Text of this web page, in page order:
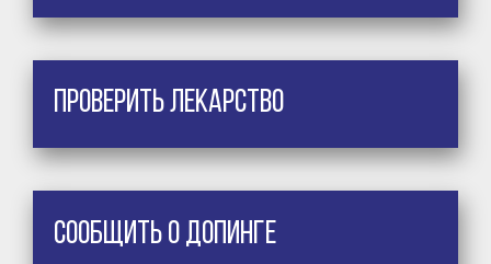
Проверить лекарство
Сообщить о допинге